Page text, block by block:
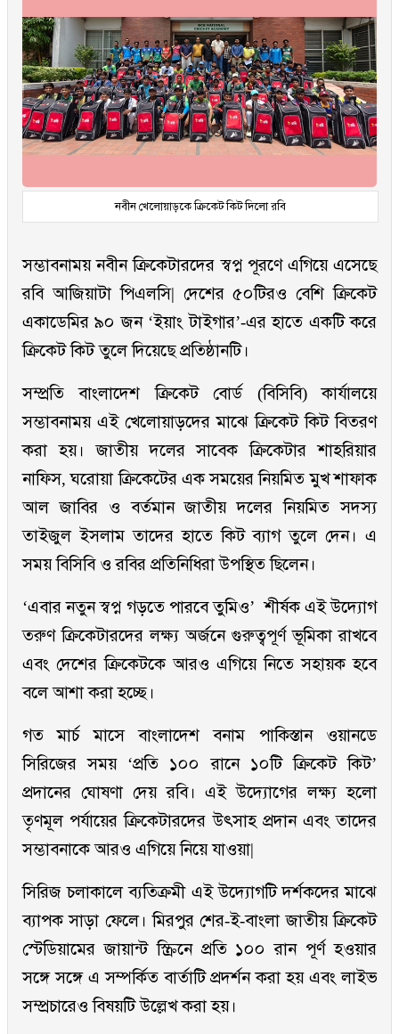
নবীন খেলোয়াড়কে ক্রিকেট কিট দিলো রবি
সম্ভাবনাময় নবীন ক্রিকেটারদের স্বপ্ন পূরণে এগিয়ে এসেছে
রবি আজিয়াটা পিএলসি| দেশের ৫০টিরও বেশি ক্রিকেট
একাডেমির ৯০ জন ‘ইয়াং টাইগার’-এর হাতে একটি করে
ক্রিকেট কিট তুলে দিয়েছে প্রতিষ্ঠানটি।
সম্প্রতি বাংলাদেশ ক্রিকেট বোর্ড (বিসিবি) কার্যালয়ে
সম্ভাবনাময় এই খেলোয়াড়দের মাঝে ক্রিকেট কিট বিতরণ
করা হয়। জাতীয় দলের সাবেক ক্রিকেটার শাহরিয়ার
নাফিস, ঘরোয়া ক্রিকেটের এক সময়ের নিয়মিত মুখ শাফাক
আল জাবির ও বর্তমান জাতীয় দলের নিয়মিত সদস্য
তাইজুল ইসলাম তাদের হাতে কিট ব্যাগ তুলে দেন। এ
সময় বিসিবি ও রবির প্রতিনিধিরা উপস্থিত ছিলেন।
‘এবার নতুন স্বপ্ন গড়তে পারবে তুমিও’ শীর্ষক এই উদ্যোগ
তরুণ ক্রিকেটারদের লক্ষ্য অর্জনে গুরুত্বপূর্ণ ভূমিকা রাখবে
এবং দেশের ক্রিকেটকে আরও এগিয়ে নিতে সহায়ক হবে
বলে আশা করা হচ্ছে।
গত মার্চ মাসে বাংলাদেশ বনাম পাকিস্তান ওয়ানডে
সিরিজের সময় ‘প্রতি ১০০ রানে ১০টি ক্রিকেট কিট’
প্রদানের ঘোষণা দেয় রবি। এই উদ্যোগের লক্ষ্য হলো
তৃণমূল পর্যায়ের ক্রিকেটারদের উৎসাহ প্রদান এবং তাদের
সম্ভাবনাকে আরও এগিয়ে নিয়ে যাওয়া|
সিরিজ চলাকালে ব্যতিক্রমী এই উদ্যোগটি দর্শকদের মাঝে
ব্যাপক সাড়া ফেলে। মিরপুর শের-ই-বাংলা জাতীয় ক্রিকেট
স্টেডিয়ামের জায়ান্ট স্ক্রিনে প্রতি ১০০ রান পূর্ণ হওয়ার
সঙ্গে সঙ্গে এ সম্পর্কিত বার্তাটি প্রদর্শন করা হয় এবং লাইভ
সম্প্রচারেও বিষয়টি উল্লেখ করা হয়।